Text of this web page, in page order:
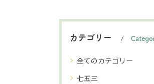
カテゴリー
全てのカテゴリー
七五三